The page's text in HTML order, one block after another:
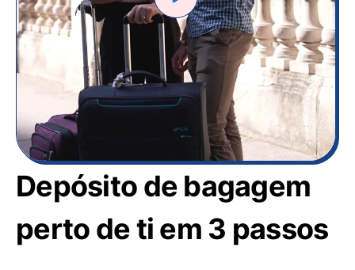
Depósito de bagagem
perto de ti em 3 passos